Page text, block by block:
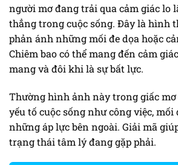
người mơ đang trải qua cảm giác lo
thẳng trong cuộc sống. Đây là hình
phản ánh những mối đe dọa hoặc
Chiêm bao có thể mang đến cảm
mang và đôi khi là sự bất lực.
Thường hình ảnh này trong giấc
yếu tố cuộc sống như công việc, mối
những áp lực bên ngoài. Giải mã
trạng thái tâm lý đang gặp phải.